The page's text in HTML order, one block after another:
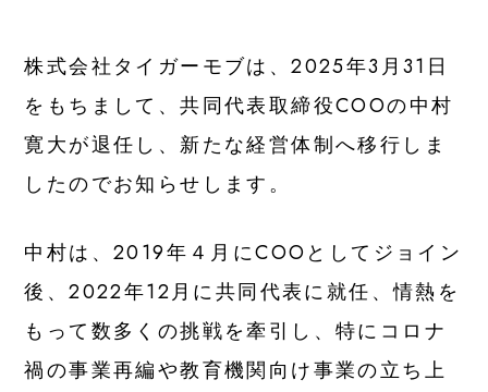
プレスキット
SERVICE
事業内容
For Individuals
For Educational Institution
教育機関向け
株式会社タイガーモブは、2025年3月31日
をもちまして、共同代表取締役COOの中村
寛大が退任し、新たな経営体制へ移行しま
したのでお知らせします。
中村は、2019年４月にCOOとしてジョイン
後、2022年12月に共同代表に就任、情熱を
もって数多くの挑戦を牽引し、特にコロナ
禍の事業再編や教育機関向け事業の立ち上